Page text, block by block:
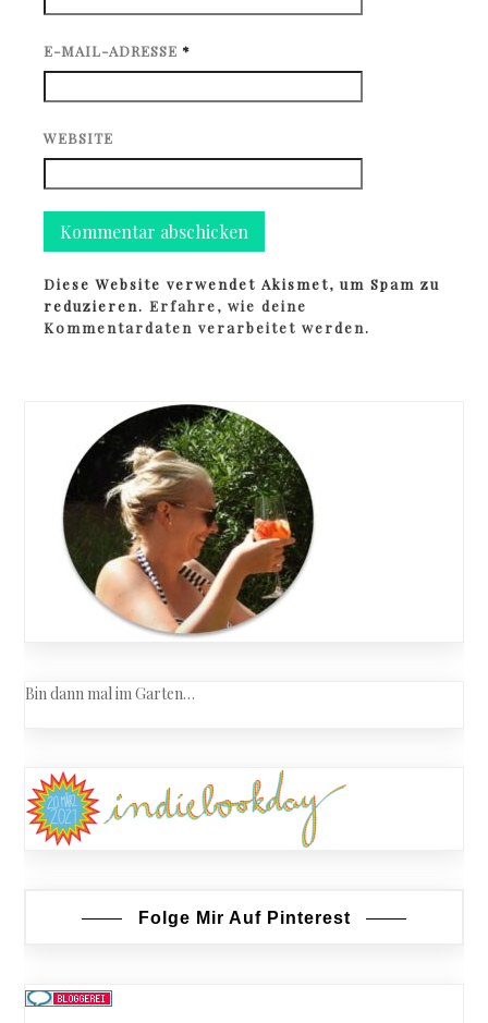
E-MAIL-ADRESSE *
WEBSITE
Diese Website verwendet Akismet, um Spam zu
reduzieren.Erfahre, wie deine
Kommentardaten verarbeitet werden.
Bin dann mal im Garten…
Folge Mir Auf Pinterest